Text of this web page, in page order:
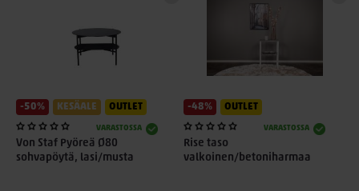
-50% KESÄALE OUTLET
VARASTOSSA
Von Staf Pyöreä Ø80
sohvapöytä, lasi/musta
-48% OUTLET
VARASTOSSA
Rise taso
valkoinen/betoniharmaa